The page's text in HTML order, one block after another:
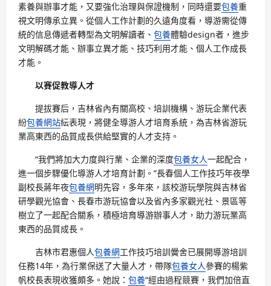
素養與辦事才能，又要強化治理與保證機制，同時還要包養重
視文明傳承立異。從個人工作計劃的久遠角度看，導游需從傳
統的信息傳遞者轉型為文明解讀者、 包養體驗design者，進步
文明解碼才能、辦事立異才能、技巧利用才能、個人工作成長
才能。
以賽促教導人才
提拔賽后，吉林省內有關高校、培訓機構、游玩企業代表
紛包養網站紜表現，將健全導游人才培育系統，為吉林省游玩
業高東西的品質成長供給堅實的人才支持。
“我們將加大力度與行業、企業的深度包養女人一起配合，
進一個步驟優化導游人才培育計劃。”長春個人工作技巧年夜學
副校長蔣年夜包養網明先容，多年來，該校游玩學院與吉林省
研學觀光協會、長春市游玩協會以及省內多家觀光社、景區等
樹立了一起配合關系，積極培育導游辦事人才，助力游玩業高
東西的品質成長。
吉林市君惠個人包養網工作技巧培訓黌舍已展開導游培訓
任務14年，為行業保送了大量人才，帶隊包養女人參賽的楊紫
帆校長表現收獲頗多。她說： 包養“經由過程競賽，我們加倍直